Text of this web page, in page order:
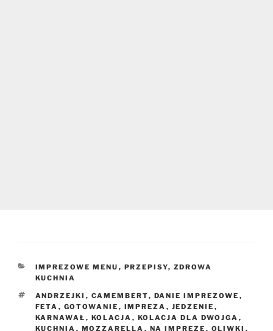
KATEGORIE
IMPREZOWE MENU , PRZEPISY, ZDROWA
KUCHNIA
TAGI
ANDRZEJKI , CAMEMBERT, DANIE IMPREZOWE ,
FETA , GOTOWANIE , IMPREZA , JEDZENIE ,
KARNAWAŁ , KOLACJA , KOLACJA DLA DWOJGA ,
KUCHNIA , MOZZARELLA , NA IMPREZĘ , OLIWKI ,